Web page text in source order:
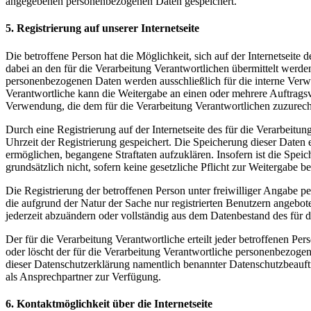
5. Registrierung auf unserer Internetseite
Die betroffene Person hat die Möglichkeit, sich auf der Internetseite
dabei an den für die Verarbeitung Verantwortlichen übermittelt
personenbezogenen Daten werden ausschließlich für die interne
Verantwortliche kann die Weitergabe an einen oder mehrere
Verwendung, die dem für die Verarbeitung Verantwortlichen
Durch eine Registrierung auf der Internetseite des für die
Uhrzeit der Registrierung gespeichert. Die Speicherung dieser
ermöglichen, begangene Straftaten aufzuklären. Insofern ist die
grundsätzlich nicht, sofern keine gesetzliche Pflicht zur Weitergabe
Die Registrierung der betroffenen Person unter freiwilliger Angabe
die aufgrund der Natur der Sache nur registrierten Benutzern
jederzeit abzuändern oder vollständig aus dem Datenbestand des
Der für die Verarbeitung Verantwortliche erteilt jeder betroffenen
oder löscht der für die Verarbeitung Verantwortliche
dieser Datenschutzerklärung namentlich benannter
als Ansprechpartner zur Verfügung.
6. Kontaktmöglichkeit über die Internetseite